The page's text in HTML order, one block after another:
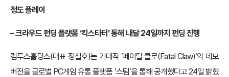
정도 플레이
– 크라우드 펀딩 플랫폼 ‘킥스타터’ 통해 내달 24일까지 펀딩 진행
컴투스홀딩스(대표 정철호)는 기대작 ‘페이탈 클로(Fatal Claw)’의 데모
버전을 글로벌 PC게임 유통 플랫폼 ‘스팀’을 통해 공개했다고 24일 밝혔